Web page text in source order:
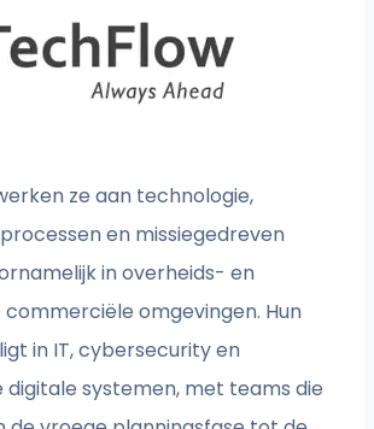
ze aan technologie,
en missiegedreven
in overheids- en
omgevingen. Hun
in IT, cybersecurity en
systemen, met teams die